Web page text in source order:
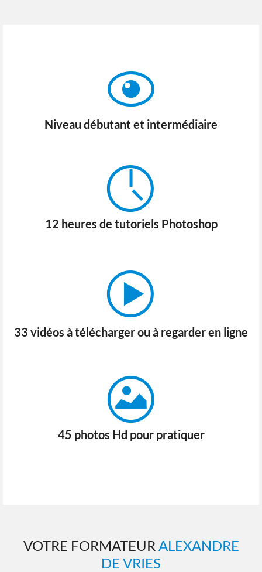
Niveau débutant et intermédiaire
12 heures de tutoriels Photoshop
33 vidéos à télécharger ou à regarder en ligne
45 photos Hd pour pratiquer
VOTRE FORMATEUR ALEXANDRE
DE VRIES